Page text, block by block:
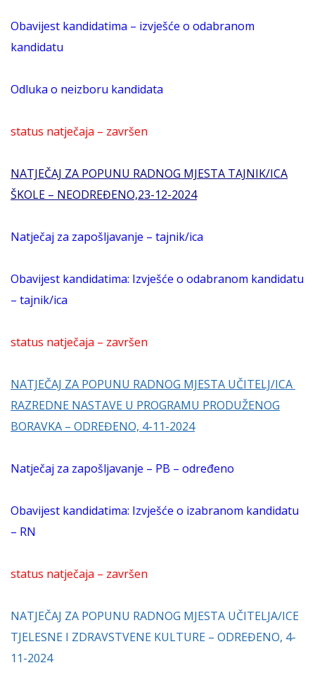
Obavijest kandidatima – izvješće o odabranom
kandidatu
Odluka o neizboru kandidata
status natječaja – završen
NATJEČAJ ZA POPUNU RADNOG MJESTA TAJNIK/ICA
ŠKOLE – NEODREĐENO,23-12-2024
Natječaj za zapošljavanje – tajnik/ica
Obavijest kandidatima: Izvješće o odabranom kandidatu
– tajnik/ica
status natječaja – završen
NATJEČAJ ZA POPUNU RADNOG MJESTA UČITELJ/ICA
RAZREDNE NASTAVE U PROGRAMU PRODUŽENOG
BORAVKA – ODREĐENO, 4-11-2024
Natječaj za zapošljavanje – PB – određeno
Obavijest kandidatima: Izvješće o izabranom kandidatu
– RN
status natječaja – završen
NATJEČAJ ZA POPUNU RADNOG MJESTA UČITELJA/ICE
TJELESNE I ZDRAVSTVENE KULTURE – ODREĐENO, 4-
11-2024